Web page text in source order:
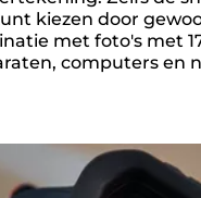
kiezen door
met foto's met
computers en